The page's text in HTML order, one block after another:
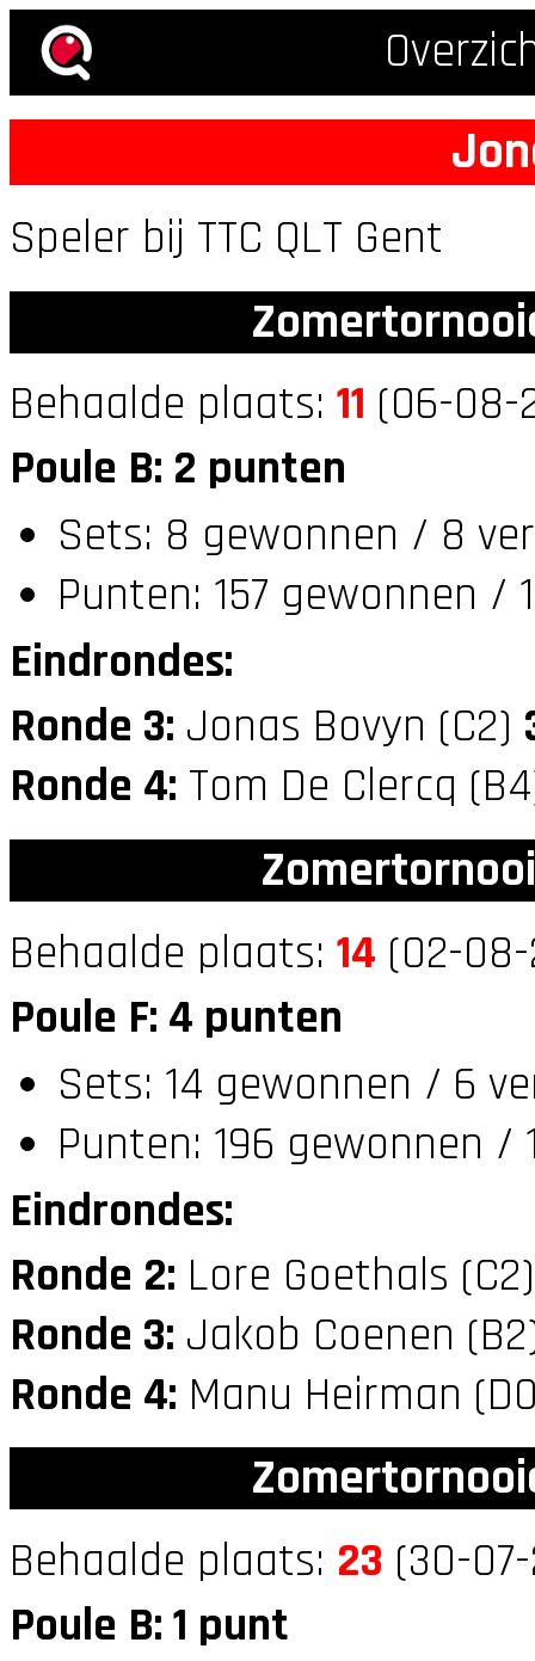
Speler bij TTC QLT Gent
Behaalde plaats: 11 (06-08-
Poule B: 2 punten
Sets: 8 gewonnen / 8
Punten: 157 gewonnen /
Eindrondes:
Ronde 3: Jonas Bovyn (C2)
Ronde 4: Tom De Clercq
Behaalde plaats: 14 (02-
Poule F: 4 punten
Sets: 14 gewonnen / 6
Punten: 196 gewonnen /
Eindrondes:
Ronde 2: Lore Goethals
Ronde 3: Jakob Coenen
Ronde 4: Manu Heirman
Behaalde plaats: 23 (30-
Poule B: 1 punt